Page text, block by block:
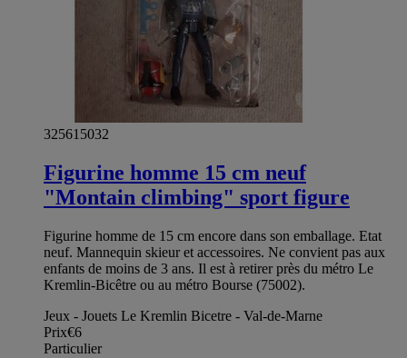
325615032
Figurine homme 15 cm neuf
"Montain climbing" sport figure
Figurine homme de 15 cm encore dans son emballage. Etat
neuf. Mannequin skieur et accessoires. Ne convient pas aux
enfants de moins de 3 ans. Il est à retirer près du métro Le
Kremlin-Bicêtre ou au métro Bourse (75002).
Jeux - Jouets Le Kremlin Bicetre - Val-de-Marne
Prix€6
Particulier